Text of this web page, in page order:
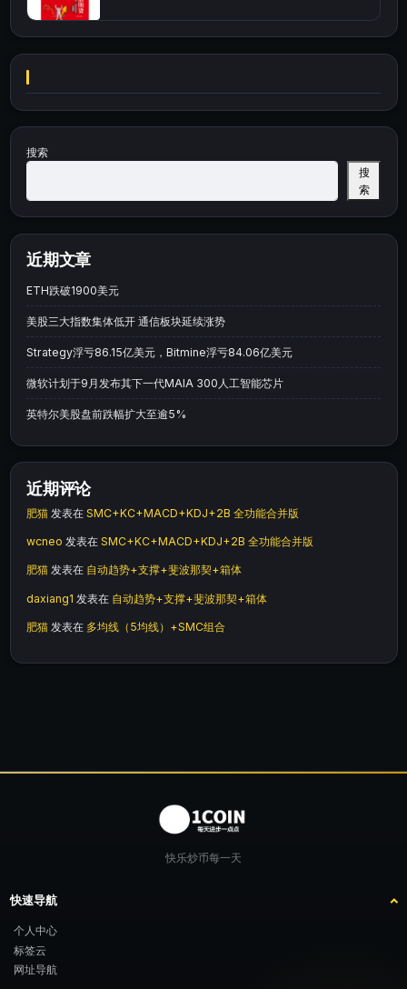
搜索
搜
索
近期文章
ETH跌破1900美元
美股三大指数集体低开 通信板块延续涨势
Strategy浮亏86.15亿美元，Bitmine浮亏84.06亿美元
微软计划于9月发布其下一代MAIA 300人工智能芯片
英特尔美股盘前跌幅扩大至逾5%
近期评论
肥猫 发表在 SMC+KC+MACD+KDJ+2B 全功能合并版
wcneo 发表在 SMC+KC+MACD+KDJ+2B 全功能合并版
肥猫 发表在 自动趋势+支撑+斐波那契+箱体
daxiang1 发表在 自动趋势+支撑+斐波那契+箱体
肥猫 发表在 多均线（5均线）+SMC组合
快乐炒币每一天
快速导航
个人中心
标签云
网址导航